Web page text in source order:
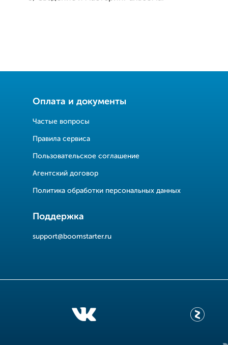
Оплата и документы
Частые вопросы
Правила сервиса
Пользовательское соглашение
Агентский договор
Политика обработки персональных данных
Поддержка
support@boomstarter.ru